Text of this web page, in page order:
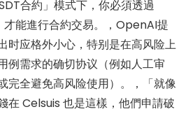
合約」模式下，你必須透過
才能進行合約交易。，OpenAI提
时应格外小心，特别是在高风险上
例需求的确切协议（例如人工审
完全避免高风险使用）。，「就像
在 Celsuis 也是這樣，他們申請破